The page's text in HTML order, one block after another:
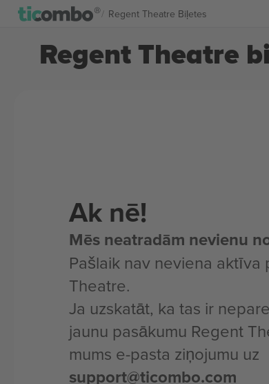
Regent Theatre Biļetes
Regent Theatre
Ak nē!
Mēs neatradām nevienu
Pašlaik nav neviena aktīva
Theatre.
Ja uzskatāt, ka tas ir
jaunu pasākumu Regent
mums e-pasta ziņojumu uz
support@ticombo.com